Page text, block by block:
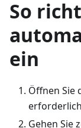
So
ein
Öffnen Sie
Gehen Sie